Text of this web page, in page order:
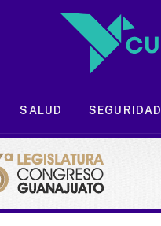
SALUD SEGURIDAD